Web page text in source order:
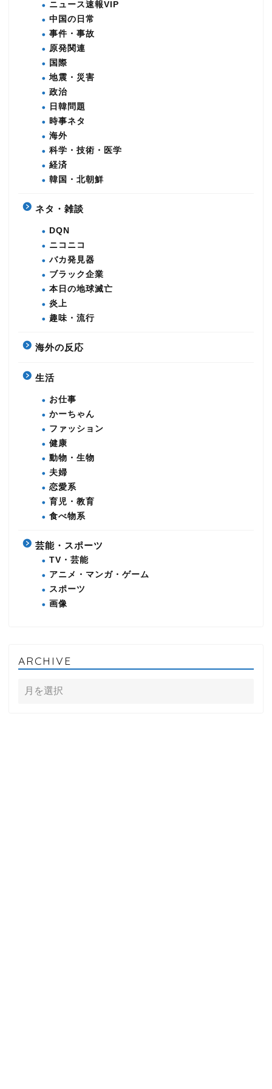
ニュース速報VIP
中国の日常
事件・事故
原発関連
国際
地震・災害
政治
日韓問題
時事ネタ
海外
科学・技術・医学
経済
韓国・北朝鮮
ネタ・雑談
DQN
ニコニコ
バカ発見器
ブラック企業
本日の地球滅亡
炎上
趣味・流行
海外の反応
生活
お仕事
かーちゃん
ファッション
健康
動物・生物
夫婦
恋愛系
育児・教育
食べ物系
芸能・スポーツ
TV・芸能
アニメ・マンガ・ゲーム
スポーツ
画像
ARCHIVE